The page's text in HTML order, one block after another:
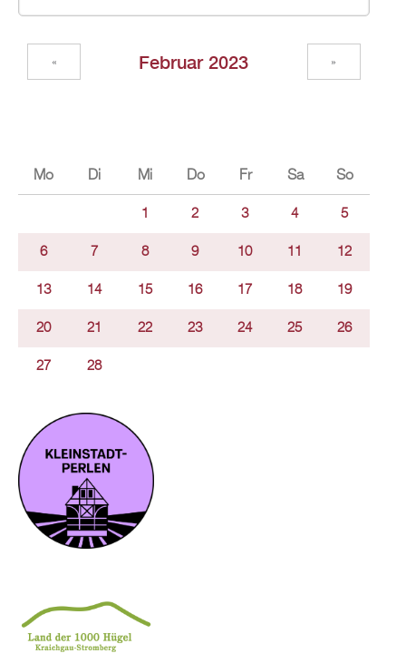
Februar 2023
« »
Mo Di Mi Do Fr Sa So
1 2 3 4 5
6 7 8 9 10 11 12
13 14 15 16 17 18 19
20 21 22 23 24 25 26
27 28